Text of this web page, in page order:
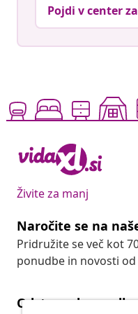
Pojdi v center
Živite za manj
Naročite se na
Pridružite se več kot
ponudbe in novosti od
Odstop od pogodbe